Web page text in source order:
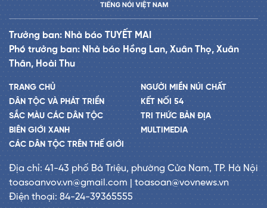
Trưởng ban: Nhà báo TUYẾT MAI
Phó trưởng ban: Nhà báo Hồng Lan, Xuân Thọ, Xuân
Thân, Hoài Thu
TRANG CHỦ
DÂN TỘC VÀ PHÁT TRIỂN
SẮC MÀU CÁC DÂN TỘC
BIÊN GIỚI XANH
CÁC DÂN TỘC TRÊN THẾ GIỚI
NGƯỜI MIỀN NÚI CHẤT
KẾT NỐI 54
TRI THỨC BẢN ĐỊA
MULTIMEDIA
Địa chỉ: 41-43 phố Bà Triệu, phường Cửa Nam, TP. Hà Nội
toasoanvov.vn@gmail.com | toasoan@vovnews.vn
Điện thoại: 84-24-39365555